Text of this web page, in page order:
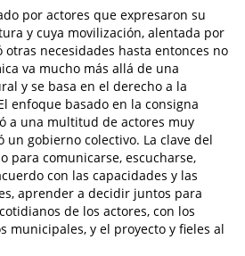
por actores que expresaron su
y cuya movilización, alentada por
necesidades hasta entonces no
va mucho más allá de una
y se basa en el derecho a la
enfoque basado en la consigna
a una multitud de actores muy
un gobierno colectivo. La clave del
para comunicarse, escucharse,
con las capacidades y las
aprender a decidir juntos para
de los actores, con los
municipales, y el proyecto y fieles al